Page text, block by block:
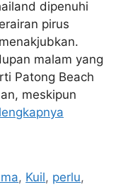
dipenuhi
pirus
malam yang
Patong Beach
meskipun
, Kuil, perlu,